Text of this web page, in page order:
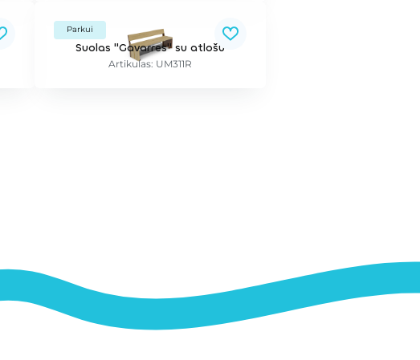
Parkui
Suolas "Gavarres" su atlošu
Artikulas: UM311R